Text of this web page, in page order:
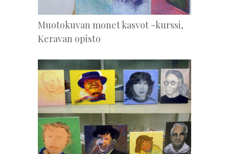
Muotokuvan monet kasvot -kurssi,
Keravan opisto